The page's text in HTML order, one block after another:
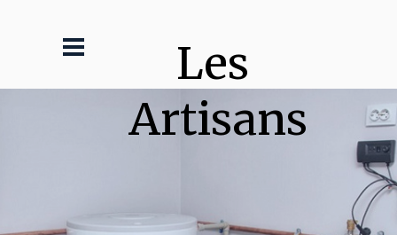
Les
Artisans